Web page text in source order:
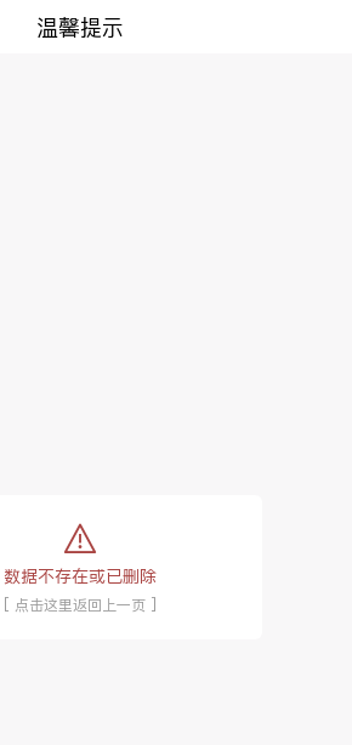
温馨提示
tip:
数据不存在或已删除
[ 点击这里返回上一页 ]